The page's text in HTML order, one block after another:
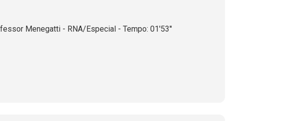
Menegatti - RNA/Especial - Tempo: 01'53''